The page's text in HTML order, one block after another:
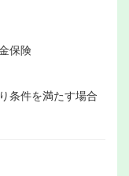
保険
条件を満たす場合